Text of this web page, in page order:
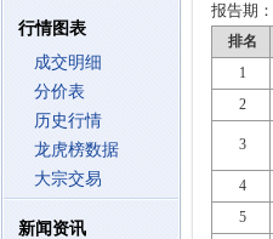
行情图表
成交明细
分价表
历史行情
龙虎榜数据
大宗交易
新闻资讯
报告期：
排名
1
2
3
4
5